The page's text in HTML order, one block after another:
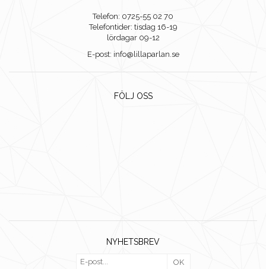
Telefon: 0725-55 02 70
Telefontider: tisdag 16-19
lördagar 09-12
E-post: info@lillaparlan.se
FÖLJ OSS
NYHETSBREV
OK